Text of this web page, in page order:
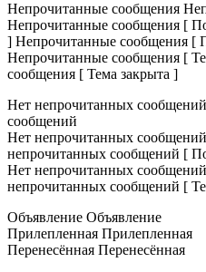
Непрочитанные сообщения
Непрочитанные сообщения [
] Непрочитанные сообщения [
Непрочитанные сообщения [
сообщения [ Тема закрыта ]
Нет непрочитанных сообщений
сообщений
Нет непрочитанных
непрочитанных сообщений [
Нет непрочитанных
непрочитанных сообщений [
Объявление Объявление
Прилепленная Прилепленная
Перенесённая Перенесённая